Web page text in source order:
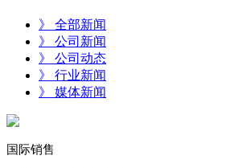
》 全部新闻
》 公司新闻
》 公司动态
》 行业新闻
》 媒体新闻
国际销售